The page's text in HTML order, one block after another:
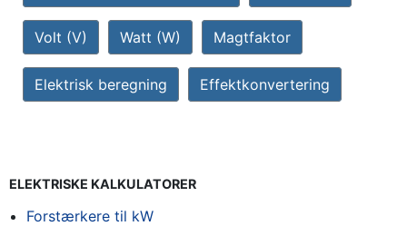
Volt (V) Watt (W) Magtfaktor
Elektrisk beregning Effektkonvertering
ELEKTRISKE KALKULATORER
Forstærkere til kW